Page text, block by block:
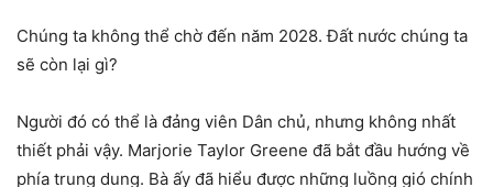
Chúng ta không thể chờ đến năm 2028. Đất nước chúng ta
sẽ còn lại gì?
Người đó có thể là đảng viên Dân chủ, nhưng không nhất
thiết phải vậy. Marjorie Taylor Greene đã bắt đầu hướng về
phía trung dung. Bà ấy đã hiểu được những luồng gió chính